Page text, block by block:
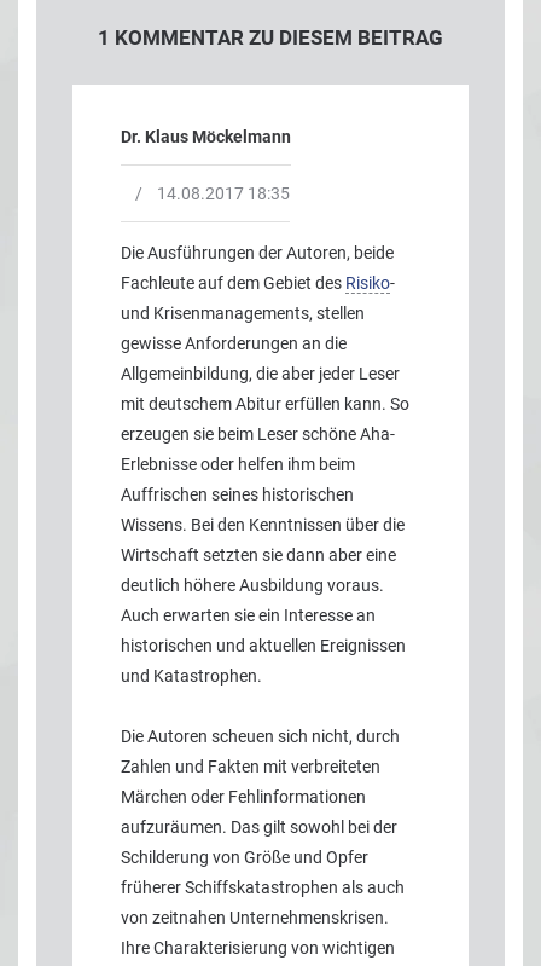
1 KOMMENTAR ZU DIESEM BEITRAG
Dr. Klaus Möckelmann
/ 14.08.2017 18:35
Die Ausführungen der Autoren, beide
Fachleute auf dem Gebiet des Risiko-
und Krisenmanagements, stellen
gewisse Anforderungen an die
Allgemeinbildung, die aber jeder Leser
mit deutschem Abitur erfüllen kann. So
erzeugen sie beim Leser schöne Aha-
Erlebnisse oder helfen ihm beim
Auffrischen seines historischen
Wissens. Bei den Kenntnissen über die
Wirtschaft setzten sie dann aber eine
deutlich höhere Ausbildung voraus.
Auch erwarten sie ein Interesse an
historischen und aktuellen Ereignissen
und Katastrophen.
Die Autoren scheuen sich nicht, durch
Zahlen und Fakten mit verbreiteten
Märchen oder Fehlinformationen
aufzuräumen. Das gilt sowohl bei der
Schilderung von Größe und Opfer
früherer Schiffskatastrophen als auch
von zeitnahen Unternehmenskrisen.
Ihre Charakterisierung von wichtigen